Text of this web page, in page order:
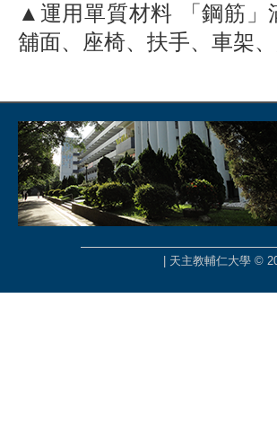
▲運用單質材料 「鋼筋」
舖面、座椅、扶手、車架
| 天主教輔仁大學 ©